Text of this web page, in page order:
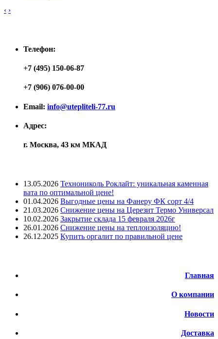
‹ ›
Телефон:
+7 (495) 150-06-87
+7 (906) 076-00-00
Email: info@utepliteli-77.ru
Адрес:
г. Москва, 43 км МКАД
13.05.2026 Технониколь Роклайт: уникальная каменная
вата по оптимальной цене!
01.04.2026 Выгодные цены на Фанеру ФК сорт 4/4
21.03.2026 Снижение цены на Церезит Термо Универсал
10.02.2026 Закрытие склада 15 февраля 2026г
26.01.2026 Снижение цены на теплоизоляцию!
26.12.2025 Купить оргалит по правильной цене
Главная
О компании
Новости
Доставка